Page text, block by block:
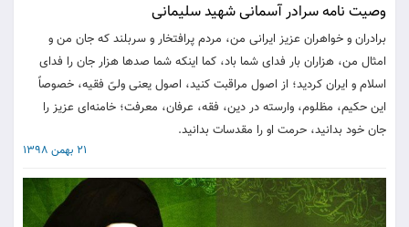
وصیت نامه سرادر آسمانی شهید سلیمانی
برادران و خواهران عزیز ایرانی من، مردم پرافتخار و سربلند که جان من و
امثال من، هزاران بار فدای شما باد، کما اینکه شما صدها هزار جان را فدای
اسلام و ایران کردید؛ از اصول مراقبت کنید، اصول یعنی ولیّ فقیه، خصوصاً
این حکیم، مظلوم، وارسته در دین، فقه، عرفان، معرفت؛ خامنه‌ای عزیز را
جان خود بدانید، حرمت او را مقدسات بدانید.
21 بهمن 1398